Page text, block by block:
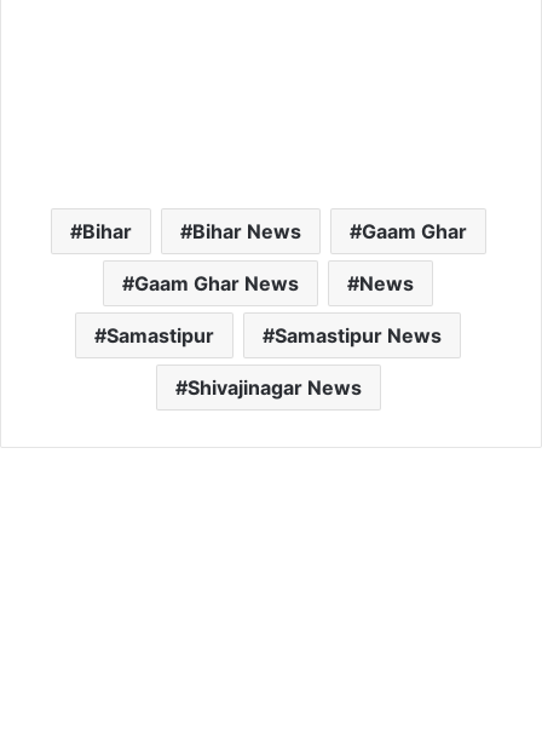
Bihar Bihar News Gaam Ghar
Gaam Ghar News News
Samastipur Samastipur News
Shivajinagar News